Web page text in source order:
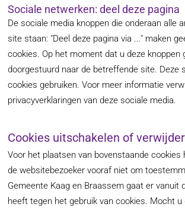
Sociale netwerken: deel deze pagina
De sociale media knoppen die onderaan alle
site staan: "Deel deze pagina via ..." maken
cookies. Op het moment dat u deze knoppen
doorgestuurd naar de betreffende site. Deze
cookies gebruiken. Voor meer informatie
privacyverklaringen van deze sociale media.
Cookies uitschakelen of
Voor het plaatsen van bovenstaande cookies
de websitebezoeker vooraf niet om
Gemeente Kaag en Braassem gaat er vanuit
heeft tegen het gebruik van cookies. Mocht u